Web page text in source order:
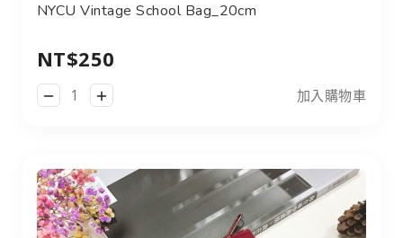
NYCU Vintage School Bag_20cm
NT$250
加入購物車